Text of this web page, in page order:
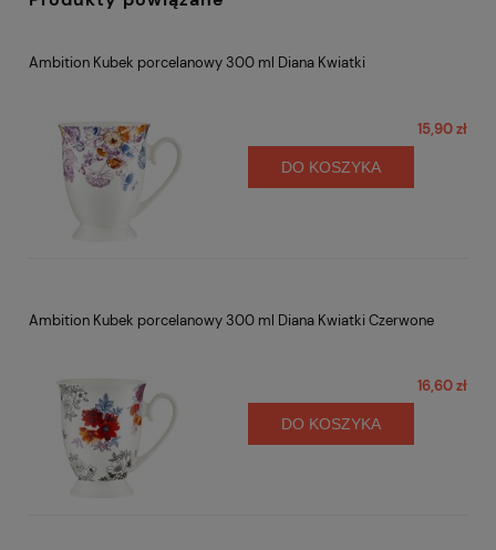
Ambition Kubek porcelanowy 300 ml Diana Kwiatki
15,90 zł
DO KOSZYKA
Ambition Kubek porcelanowy 300 ml Diana Kwiatki Czerwone
16,60 zł
DO KOSZYKA